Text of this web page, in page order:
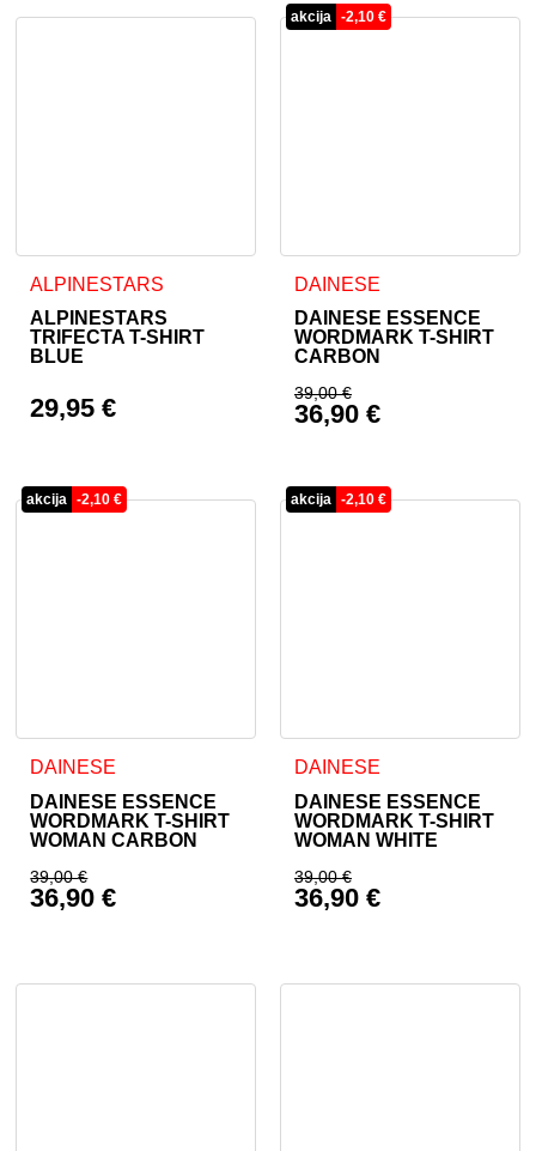
ALPINESTARS
ALPINESTARS
TRIFECTA T-SHIRT
BLUE
29,95€
Ta izdelek ima več različic. Možnosti lahko izberete na
akcija -2,10 €
DAINESE
DAINESE ESSENCE
WORDMARK T-SHIRT
CARBON
39,00€
Izvirna cena je bila:
36,90 €
Ta izdelek ima več različic.
akcija -2,10€
DAINESE
DAINESE ESSENCE
WORDMARK T-SHIRT
WOMAN CARBON
39,00€
Izvirna cena je bila: 39,00 €.
36,90€
Ta izdelek ima več različic. Možnosti lahko izberete na
akcija -2,10 €
DAINESE
DAINESE ESSENCE
WORDMARK T-SHIRT
WOMAN WHITE
39,00€
Izvirna cena je bila:
36,90 €
Ta izdelek ima več različic.